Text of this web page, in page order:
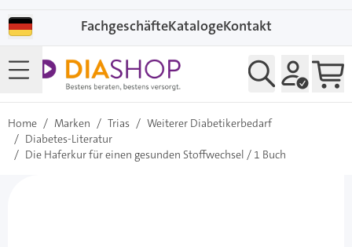
FachgeschäfteKatalogeKontakt
Home / Marken / Trias / Weiterer Diabetikerbedarf
/ Diabetes-Literatur
/ Die Haferkur für einen gesunden Stoffwechsel / 1 Buch